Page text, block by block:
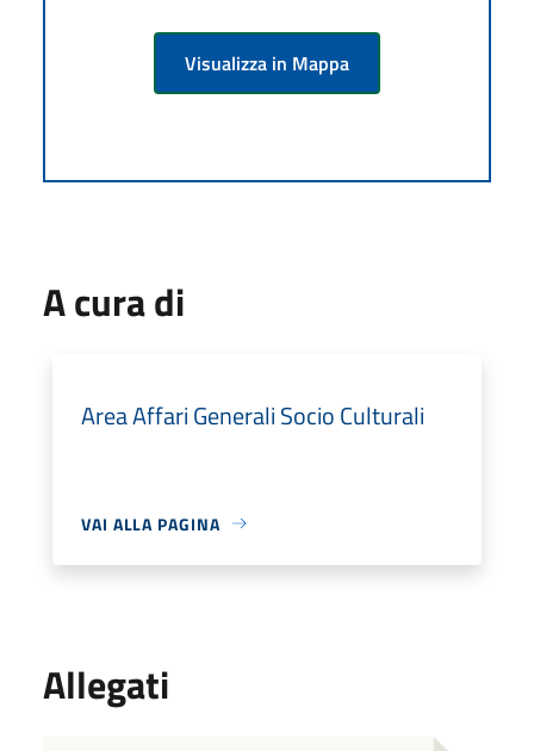
Visualizza in Mappa
A cura di
Area Affari Generali Socio Culturali
VAI ALLA PAGINA
Allegati